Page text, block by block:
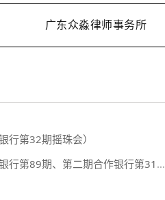
广东众淼律师事务所
行第32期摇珠会）
期、第二期合作银行第31期摇珠会）